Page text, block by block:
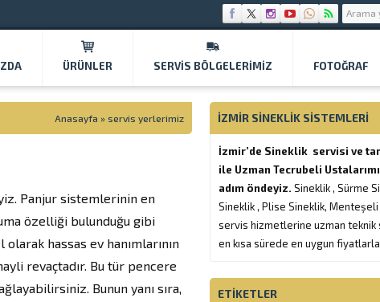
ÜRÜNLER SERVIS BÖLGELERIMIZ FOTOĞRAF
Anasayfa » servis yerlerimiz
Panjur sistemlerinin en
özelliği bulunduğu gibi
hassas ev hanımlarının
revaçtadır. Bu tür pencere
Bunun yanı sıra,
İZMIR SINEKLIK SISTEMLERI
İzmir’de Sineklik servisi ve
ile Uzman Tecrubeli
adım öndeyiz. Sineklik , Sürme
Sineklik , Plise Sineklik,
servis hizmetlerine uzman teknik
en kısa sürede en uygun
ETIKETLER